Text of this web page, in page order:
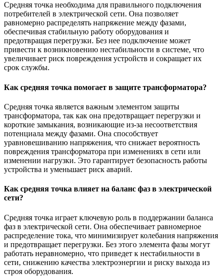
Средняя точка необходима для правильного подключения
потребителей в электрической сети. Она позволяет
равномерно распределять напряжение между фазами,
обеспечивая стабильную работу оборудования и
предотвращая перегрузки. Без нее подключение может
привести к возникновению нестабильности в системе, что
увеличивает риск повреждения устройств и сокращает их
срок службы.
Как средняя точка помогает в защите трансформатора?
Средняя точка является важным элементом защиты
трансформатора, так как она предотвращает перегрузки и
короткие замыкания, возникающие из-за несоответствия
потенциала между фазами. Она способствует
уравновешиванию напряжения, что снижает вероятность
повреждения трансформатора при изменениях в сети или
изменении нагрузки. Это гарантирует безопасность работы
устройства и уменьшает риск аварий.
Как средняя точка влияет на баланс фаз в электрической
сети?
Средняя точка играет ключевую роль в поддержании баланса
фаз в электрической сети. Она обеспечивает равномерное
распределение тока, что минимизирует колебания напряжения
и предотвращает перегрузки. Без этого элемента фазы могут
работать неравномерно, что приведет к нестабильности в
сети, снижению качества электроэнергии и риску выхода из
строя оборудования.